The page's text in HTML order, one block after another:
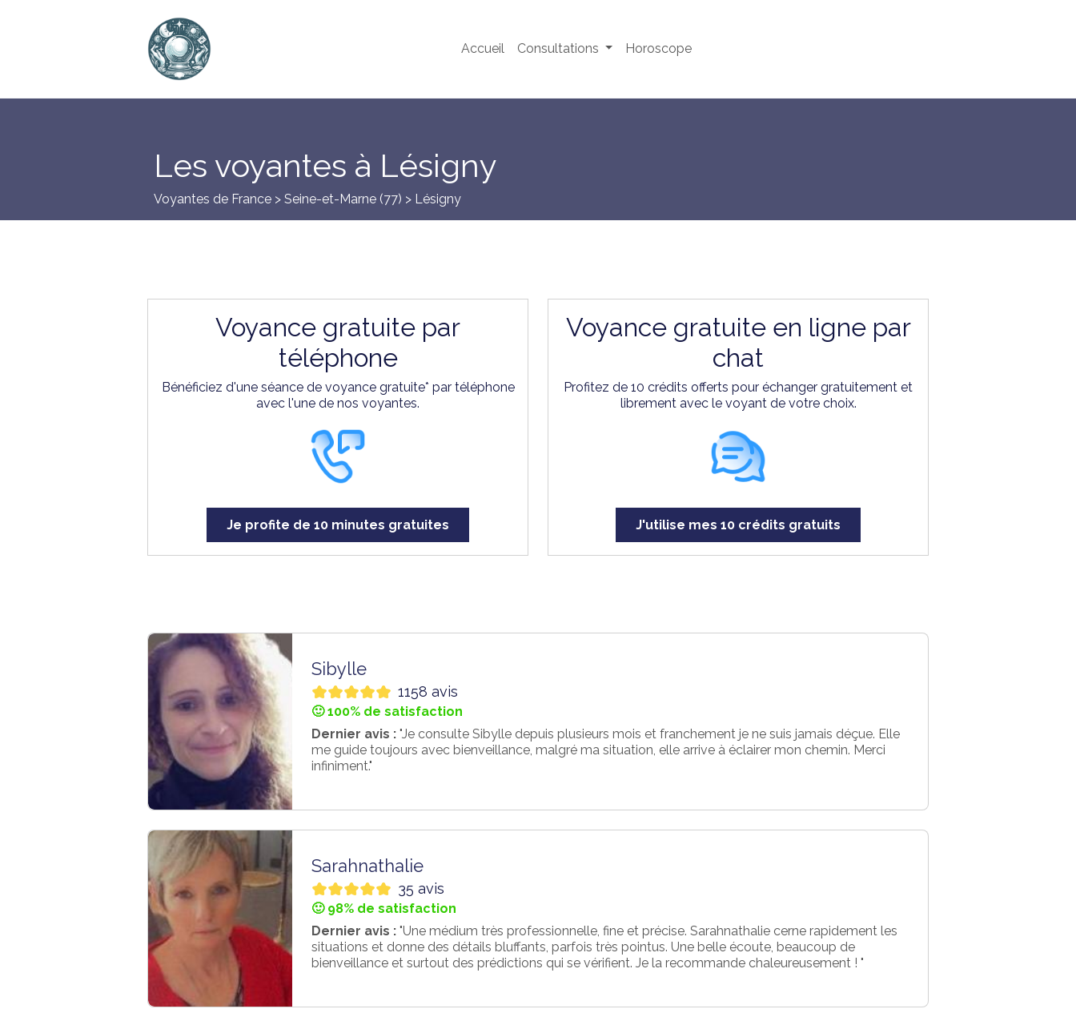
Accueil Consultations Horoscope
Les voyantes à Lésigny
Voyantes de France > Seine-et-Marne (77) > Lésigny
Voyance gratuite par
téléphone
Bénéficiez d'une séance de voyance gratuite* par téléphone
avec l'une de nos voyantes.
Je profite de 10 minutes gratuites
Voyance gratuite en ligne par
chat
Profitez de 10 crédits offerts pour échanger gratuitement et
librement avec le voyant de votre choix.
J'utilise mes 10 crédits gratuits
Sibylle
1158 avis
🙂 100% de satisfaction
Dernier avis : "Je consulte Sibylle depuis plusieurs mois et franchement je ne suis jamais déçue. Elle
me guide toujours avec bienveillance, malgré ma situation, elle arrive à éclairer mon chemin. Merci
infiniment."
Sarahnathalie
35 avis
🙂 98% de satisfaction
Dernier avis : "Une médium très professionnelle, fine et précise. Sarahnathalie cerne rapidement les
situations et donne des détails bluffants, parfois très pointus. Une belle écoute, beaucoup de
bienveillance et surtout des prédictions qui se vérifient. Je la recommande chaleureusement ! "